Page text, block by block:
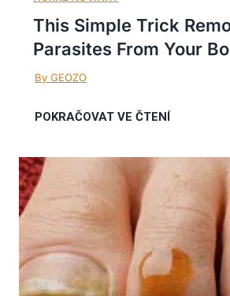
This Simple Trick
Parasites From Your